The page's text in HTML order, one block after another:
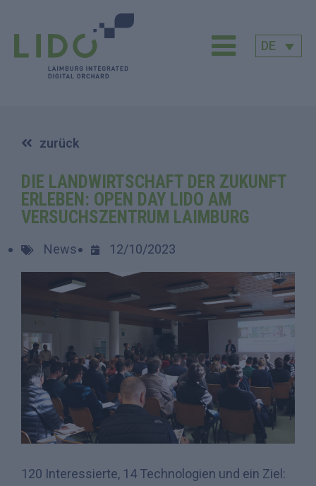
DE
zurück
DIE LANDWIRTSCHAFT DER ZUKUNFT
ERLEBEN: OPEN DAY LIDO AM
VERSUCHSZENTRUM LAIMBURG
News 12/10/2023
120 Interessierte, 14 Technologien und ein Ziel: